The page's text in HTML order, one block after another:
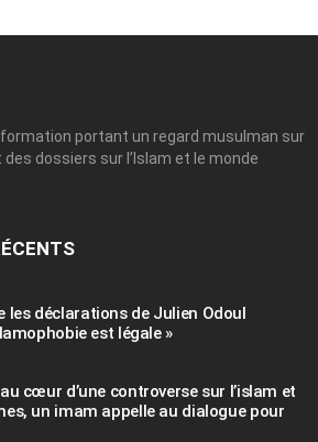
portant un regard musulman sur
dossiers sur l’Islam et le monde
les déclarations de Julien Odoul
est légale »
cœur d’une controverse sur l’islam et
un imam appelle au dialogue pour